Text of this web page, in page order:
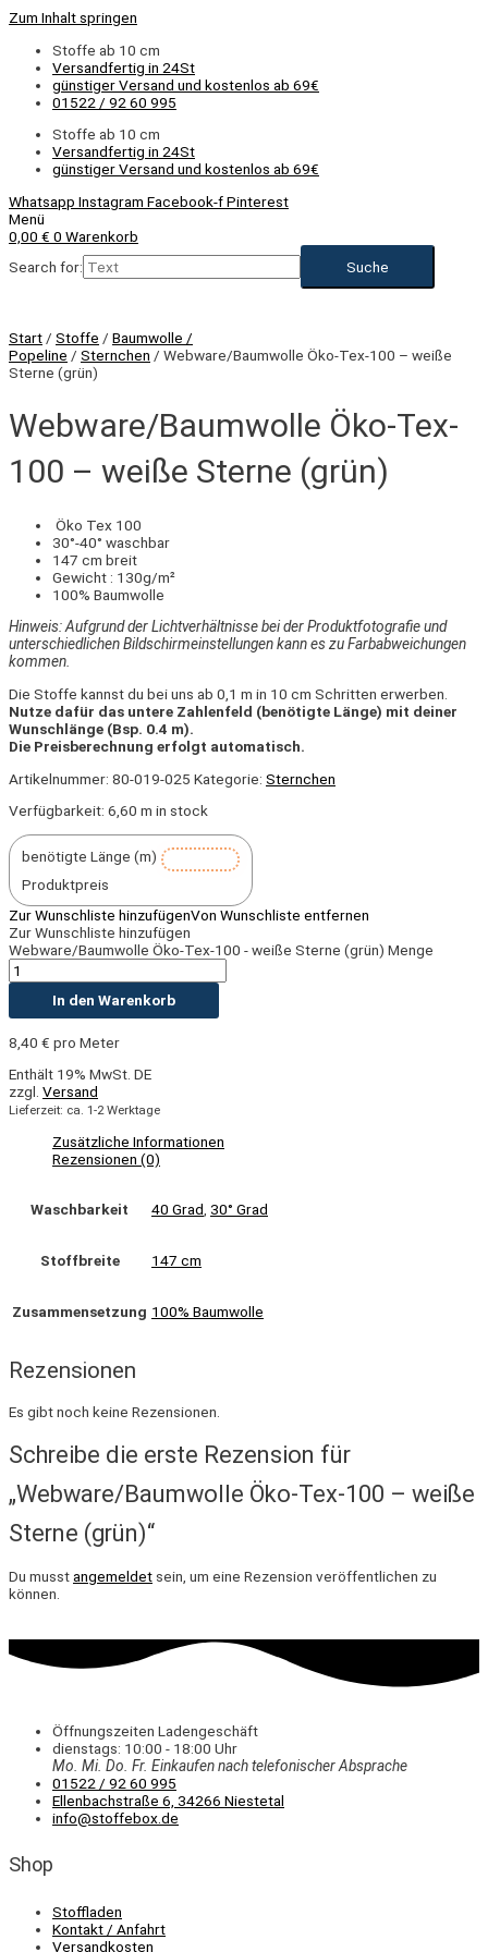
Zum Inhalt springen
Stoffe ab 10 cm
Versandfertig in 24St
günstiger Versand und kostenlos ab 69€
01522 / 92 60 995
Stoffe ab 10 cm
Versandfertig in 24St
günstiger Versand und kostenlos ab 69€
Whatsapp Instagram Facebook-fPinterest
Menü
0,00 € 0 Warenkorb
Search for:
Start / Stoffe / Baumwolle /
Popeline / Sternchen / Webware/Baumwolle Öko-Tex-100 – weiße
Sterne (grün)
Webware/Baumwolle Öko-Tex-
100 – weiße Sterne (grün)
Öko Tex 100
30°-40° waschbar
147 cm breit
Gewicht : 130g/m²
100% Baumwolle
Hinweis: Aufgrund der Lichtverhältnisse bei der Produktfotografie und
unterschiedlichen Bildschirmeinstellungen kann es zu Farbabweichungen
kommen.
Die Stoffe kannst du bei uns ab 0,1 m in 10 cm Schritten erwerben.
Nutze dafür das untere Zahlenfeld (benötigte Länge) mit deiner
Wunschlänge (Bsp. 0.4 m).
Die Preisberechnung erfolgt automatisch.
Artikelnummer: 80-019-025 Kategorie: Sternchen
Verfügbarkeit: 6,60 m in stock
benötigte Länge (m)
Produktpreis
Zur Wunschliste hinzufügenVon Wunschliste entfernen
Zur Wunschliste hinzufügen
Webware/Baumwolle Öko-Tex-100 - weiße Sterne (grün) Menge
In den Warenkorb
8,40 € pro Meter
Enthält 19% MwSt. DE
zzgl. Versand
Lieferzeit: ca. 1-2 Werktage
Zusätzliche Informationen
Rezensionen (0)
Waschbarkeit 40 Grad, 30° Grad
Stoffbreite 147 cm
Zusammensetzung 100% Baumwolle
Rezensionen
Es gibt noch keine Rezensionen.
Schreibe die erste Rezension für
„Webware/Baumwolle Öko-Tex-100 – weiße
Sterne (grün)“
Du musstangemeldet sein, um eine Rezension veröffentlichen zu
können.
Öffnungszeiten Ladengeschäft
dienstags: 10:00 - 18:00 Uhr
Mo. Mi. Do. Fr. Einkaufennach telefonischer Absprache
01522 / 92 60 995
Ellenbachstraße 6, 34266 Niestetal
info@stoffebox.de
Shop
Stoffladen
Kontakt / Anfahrt
Versandkosten